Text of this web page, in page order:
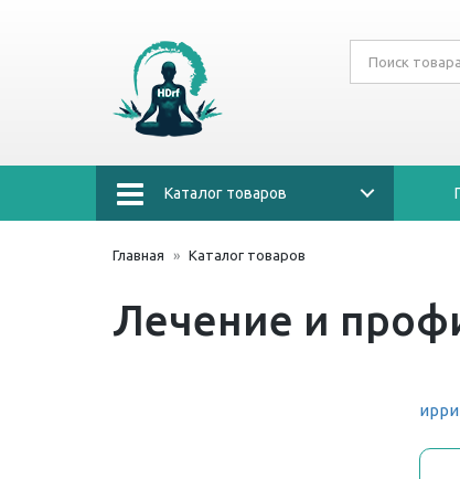
Каталог товаров
Главная Каталог товаров
Лечение и